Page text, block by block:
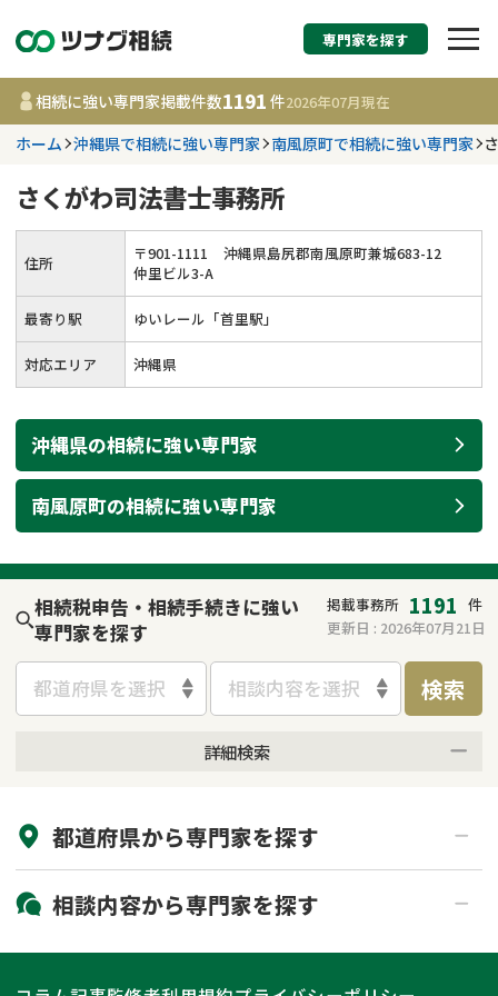
相続税申告・相続手
す
事務所 1191
件
2026年07月21日
相談内容で探す
遺言書作成・遺言執行
相続登記
遺留分侵害額請求
相続手続き
家族信託
贈与税
相続人調査
産)
費用相場
コラム
相続手続き
遺言
遺産分割
不動産の相続
相続登記
専門家を探す
相続に強い専門家掲載件数1191 件2026年07月現在
ホーム 沖縄県で相続に強い専門家 南風原町で相続に強い専門家
さくがわ司法書士事務所
住所 〒901-1111
沖縄県島尻郡南風原町兼城683-12
仲里ビル3-A
最寄り駅 ゆいレール「首里駅」
対応エリア 沖縄県
沖縄県の相続に強い専門家
南風原町の相続に強い専門家
相続税申告・相続手続きに強い
専門家を探す
掲載事務所 1191 件
更新日 : 2026年07月21日
都道府県を選択 相談内容を選択 検索
詳細検索
初回相談無料
土日祝の相談可能
都道府県から専門家を探す
北海道・東北
北海道 青森県
関東
相談内容から専門家を探す